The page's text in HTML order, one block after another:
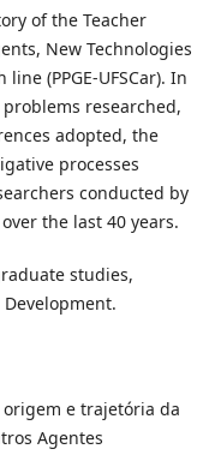
of the Teacher
New Technologies
(PPGE-UFSCar). In
researched,
adopted, the
processes
conducted by
the last 40 years.
studies,
e trajetória da
Agentes